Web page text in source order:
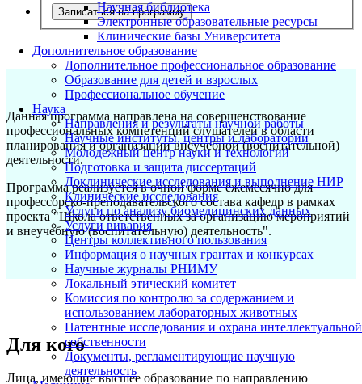
Научная библиотека
Электронные образовательные ресурсы
Клинические базы Университета
Дополнительное образование
Дополнительное профессиональное образование
Образование для детей и взрослых
Профессиональное обучение
Наука
Направления и результаты научной работы
Научные институты, центры и лаборатории
Молодежный центр науки и технологий
Подготовка и защита диссертаций
Доклинические исследования и выполнение НИР
Клинические исследования
Услуги по анализу биомедицинских данных
Услуги вивария
Центры коллективного пользования
Информация о научных грантах и конкурсах
Научные журналы РНИМУ
Локальный этический комитет
Комиссия по контролю за содержанием и
использованием лабораторных животных
Патентные исследования и охрана интеллектуальной
собственности
Документы, регламентирующие научную
деятельность
Записаться на программу
Данная программа направлена на совершенствование
профессиональных компетенций слушателей в области
планирования и организации внеучебной (воспитательной)
деятельности.
Программа реализуется в очной форме ежемесячно для
профессорско-преподавательского состава кафедр в рамках
проекта "Школа ответственных за организацию мероприятий
и внеучебную (воспитательную) деятельность".
Для кого
Лица, имеющие высшее образование по направлению